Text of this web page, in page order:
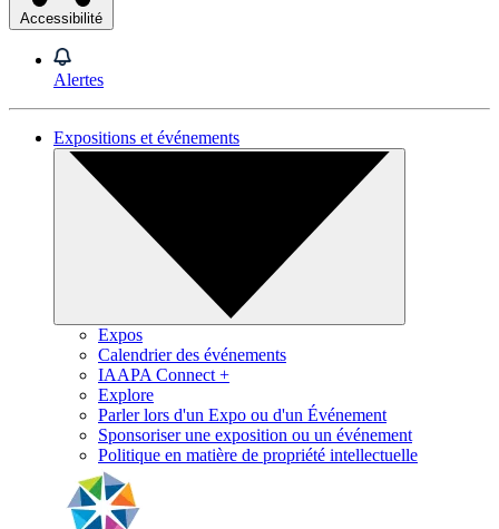
Accessibilité
Alertes
Expositions et événements
Expos
Calendrier des événements
IAAPA Connect +
Explore
Parler lors d'un Expo ou d'un Événement
Sponsoriser une exposition ou un événement
Politique en matière de propriété intellectuelle